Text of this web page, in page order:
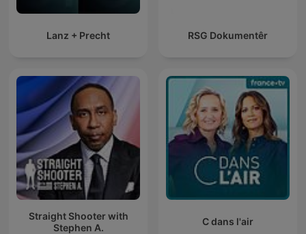
Lanz + Precht RSG Dokumentêr
Straight Shooter with
Stephen A.
C dans l'air